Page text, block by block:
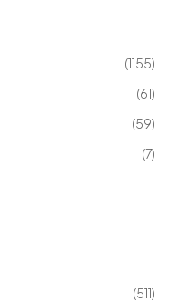
(1155)
(61)
(59)
(7)
(511)